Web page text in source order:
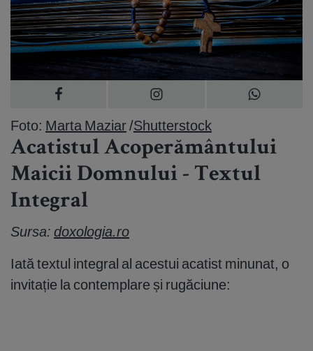
Foto: Marta Maziar/Shutterstock
Acatistul Acoperământului
Maicii Domnului - Textul
Integral
Sursa: doxologia.ro
Iată textul integral al acestui acatist minunat, o
invitație la contemplare și rugăciune: